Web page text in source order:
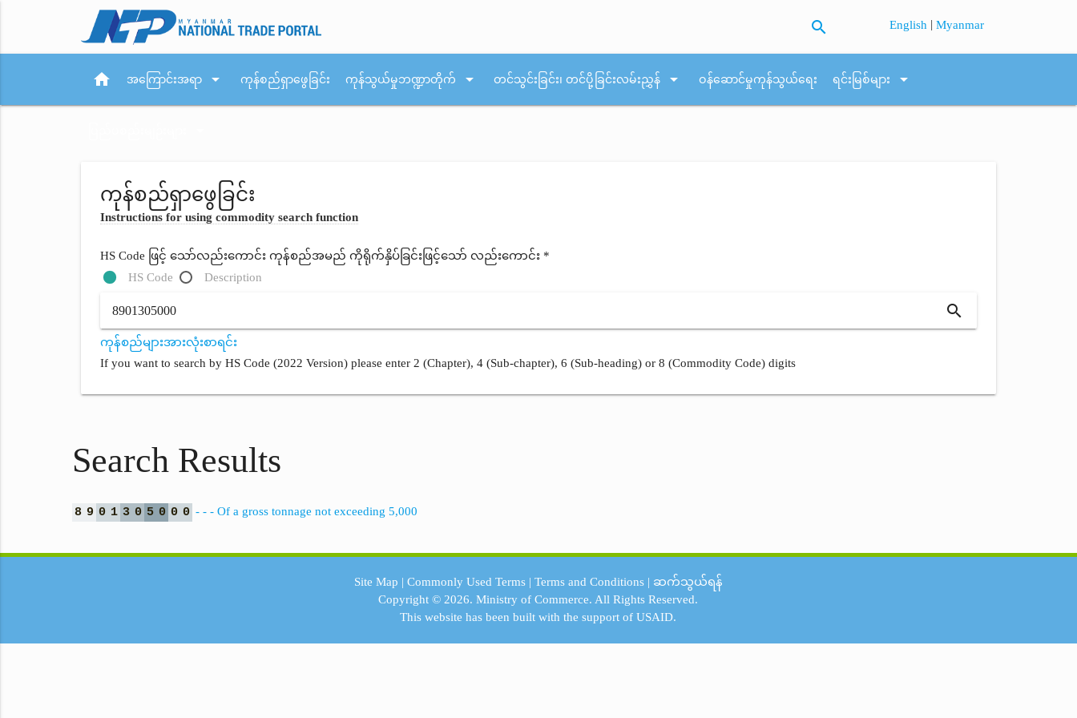
search English |Myanmar
home အကြောင်းအရာ arrow_drop_down ကုန်စည်ရှာဖွေခြင်း ကုန်သွယ်မှုဘဏ္ဍာတိုက် arrow_drop_down တင်သွင်းခြင်း၊ တင်ပို့ခြင်းလမ်းညွှန် arrow_drop_down ဝန်ဆောင်မှုကုန်သွယ်ရေး ရင်းမြစ်များ arrow_drop_down
ကုန်စည်ရှာဖွေခြင်း
Instructions for using commodity search function
HS Code ဖြင့် သော်လည်းကောင်း ကုန်စည်အမည် ကိုရိုက်နှိပ်ခြင်းဖြင့်သော် လည်းကောင်း *
HS Code
Description
search
ကုန်စည်များအားလုံးစာရင်း
If you want to search by HS Code (2022 Version) please enter 2 (Chapter), 4 (Sub-chapter), 6 (Sub-heading) or 8 (Commodity Code) digits
Search Results
8 9 0 1 3 0 5 0 0 0 - - - Of a gross tonnage not exceeding 5,000
Site Map | Commonly Used Terms| Terms and Conditions| ဆက်သွယ်ရန်
Copyright © 2026.Ministry of Commerce. All Rights Reserved.
This website has been built with the support ofUSAID.